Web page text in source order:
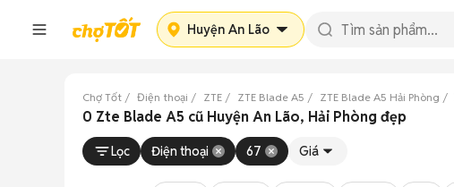
Huyện An Lão
Chợ Tốt Điện thoại ZTE ZTE Blade A5 ZTE Blade A5 Hải Phòng
0 Zte Blade A5 cũ Huyện An Lão, Hải Phòng đẹp
Lọc Điện thoại 67 Giá